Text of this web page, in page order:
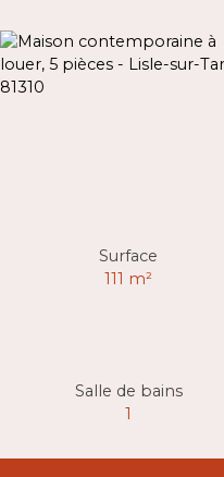
Surface
111 m²
Salle de bains
1